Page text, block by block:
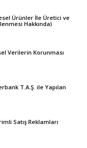
Ürünler İle Üretici ve
Hakkında)
Verilerin Korunması
T.A.Ş. ile Yapılan
Satış Reklamları